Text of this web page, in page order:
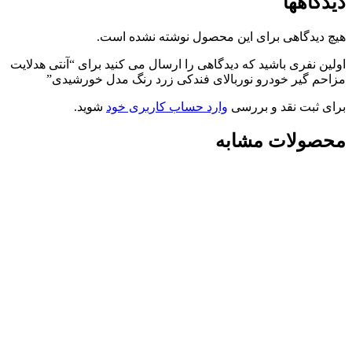
هیچ دیدگاهی برای این محصول نوشته نشده است.
اولین نفری باشید که دیدگاهی را ارسال می کنید برای “آنتی هدلایت
مزاحم گیر خودرو نوربالای فندکی زرد رنگ مدل خورشیدی”
برای ثبت نقد و بررسی وارد حساب کاربری خود شوید.
محصولات مشابه